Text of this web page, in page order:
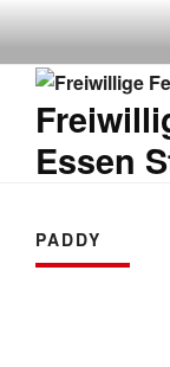
Inhalt
Essen
PADDY